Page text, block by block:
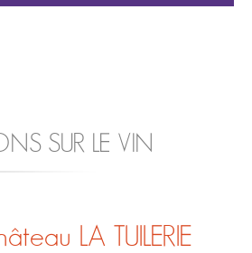
SUR LE VIN
LA TUILERIE